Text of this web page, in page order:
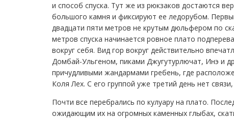
и способ спуска. Тут же из рюкзаков достаются
большого камня и фиксируют ее ледорубом.
двадцати пяти метров не крутым дюльфером по
метров спуска начинается ровное плато
вокруг себя. Вид гор вокруг действительно
Домбай-Ульгеном, пиками Джугутурлючат, Инэ и
причудливыми жандармами гребень, где
Коля Лех. С его группой уже третий день нет
Почти все перебрались по кулуару на плато.
ожидающим их на огромных каменных глыбах,